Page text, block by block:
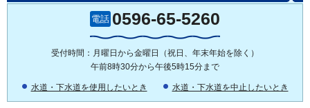
電話 0596-65-5260
受付時間：月曜日から金曜日（祝日、年末年始を除く）
午前8時30分から午後5時15分まで
水道・下水道を使用したいとき 水道・下水道を中止したいとき